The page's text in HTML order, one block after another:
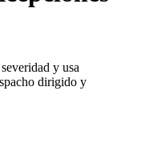
y usa
dirigido y